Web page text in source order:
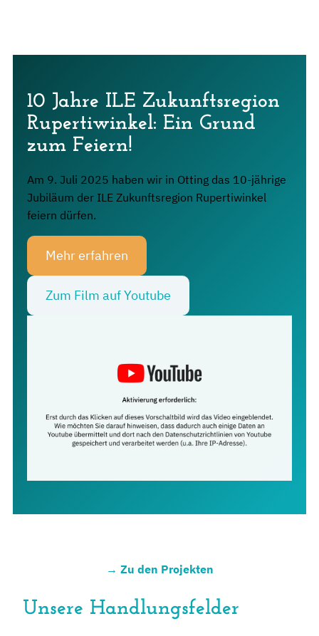
10 Jahre ILE Zukunftsregion
Rupertiwinkel: Ein Grund
zum Feiern!
Am 9. Juli 2025 haben wir in Otting das 10-jährige
Jubiläum der ILE Zukunftsregion Rupertiwinkel
feiern dürfen.
Mehr erfahren
Zum Film auf Youtube
→ Zu den Projekten
Unsere Handlungsfelder